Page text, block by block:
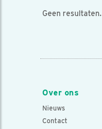
Geen resultaten.
Over ons
Nieuws
Contact